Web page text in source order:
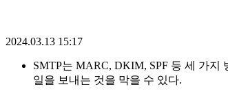
2024.03.13 15:17
SMTP는 MARC, DKIM, SPF 등 세 가
일을 보내는 것을 막을 수 있다.